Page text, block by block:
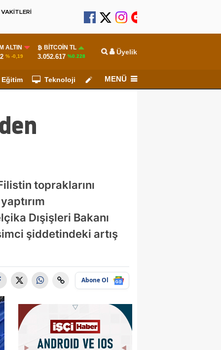
ALTIN
% -0,19
BITCOIN TL
3.052.617 %0.228 Üyelik
Eğitim Teknoloji Köşe Yazarları
MENÜ
topraklarını
Dışişleri Bakanı
şiddetindeki artış
Abone Ol